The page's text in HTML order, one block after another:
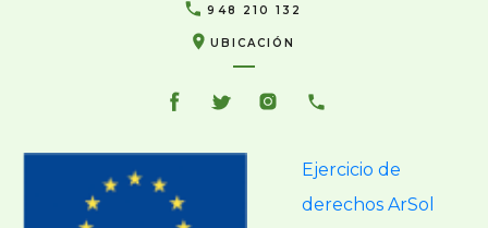
948 210 132
UBICACIÓN
Ejercicio de
derechos ArSol